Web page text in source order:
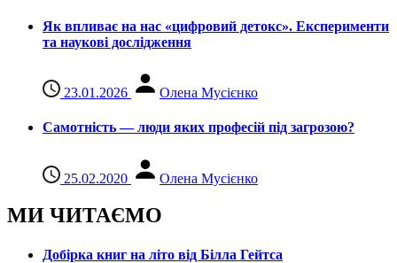
Як впливає на нас «цифровий детокс». Експерименти
та наукові дослідження
23.01.2026 Олена Мусієнко
Самотність — люди яких професій під загрозою?
25.02.2020 Олена Мусієнко
МИ ЧИТАЄМО
Добірка книг на літо від Білла Гейтса